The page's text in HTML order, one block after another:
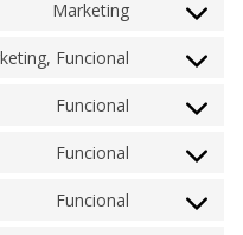
google-
google-
Marketing
Consent
youtube
Funcional
Consent
facebook
Funcional
Consent
complianz
Funcional
Consent
Funcional
Consent